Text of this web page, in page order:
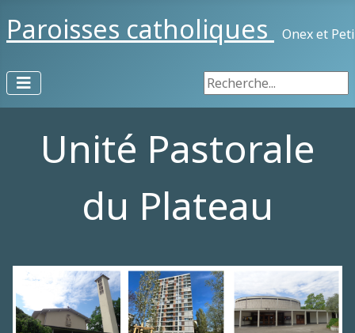
Paroisses catholiques Onex et
Rechercher
Unité Pastorale
du Plateau